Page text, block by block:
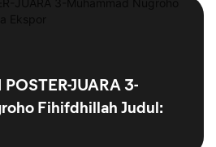
JUARA 3-
Fihifdhillah Judul: